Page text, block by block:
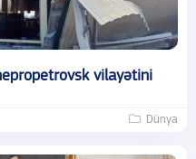
vilayətini
Dünya